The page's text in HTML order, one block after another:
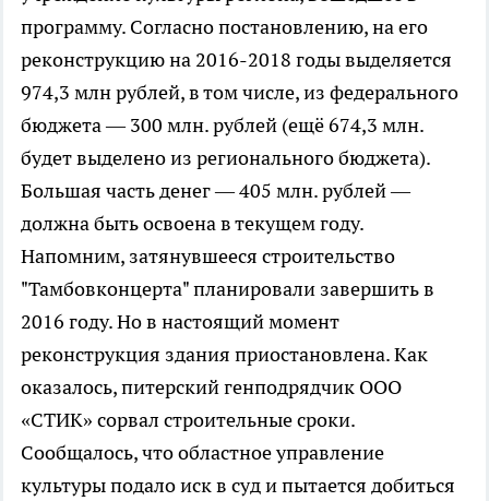
программу. Согласно постановлению, на его
реконструкцию на 2016-2018 годы выделяется
974,3 млн рублей, в том числе, из федерального
бюджета — 300 млн. рублей (ещё 674,3 млн.
будет выделено из регионального бюджета).
Большая часть денег — 405 млн. рублей —
должна быть освоена в текущем году.
Напомним, затянувшееся строительство
"Тамбовконцерта" планировали завершить в
2016 году. Но в настоящий момент
реконструкция здания приостановлена. Как
оказалось, питерский генподрядчик ООО
«СТИК» сорвал строительные сроки.
Сообщалось, что областное управление
культуры подало иск в суд и пытается добиться